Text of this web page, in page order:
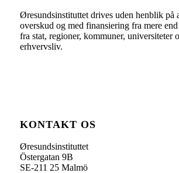
Øresundsinstituttet drives uden henblik på
overskud og med finansiering fra mere
fra stat, regioner, kommuner, universiteter
erhvervsliv.
KONTAKT OS
Øresundsinstituttet
Östergatan 9B
SE-211 25 Malmö